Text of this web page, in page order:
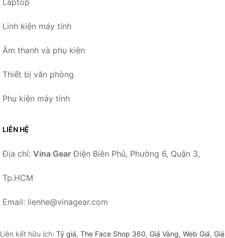
Linh kiện máy tính
Âm thanh và phụ kiện
Thiết bị văn phòng
Phụ kiện máy tính
LIÊN HỆ
Địa chỉ: Vina Gear Điện Biên Phủ, Phường 6, Quận 3,
Tp.HCM
Email: lienhe@vinagear.com
Liên kết hữu ích: Tỷ giá, The Face Shop 360, Giá Vàng, Web Giá, Giá